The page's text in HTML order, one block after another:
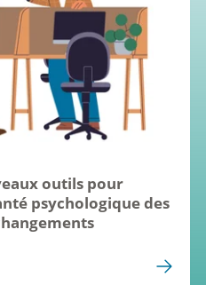
outils pour
psychologique des